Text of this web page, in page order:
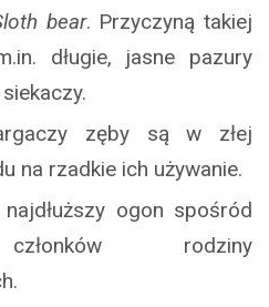
bear. Przyczyną takiej
długie, jasne pazury
zęby są w złej
na rzadkie ich używanie.
ogon spośród
rodziny